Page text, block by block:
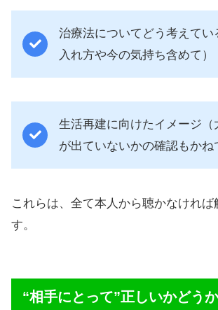
治療法についてどう考えてい
入れ方や今の気持ち含めて）
生活再建に向けたイメージ（
が出ていないかの確認もかね
これらは、全て本人から聴かなけれ
す。
“相手にとって”正しいかどうか